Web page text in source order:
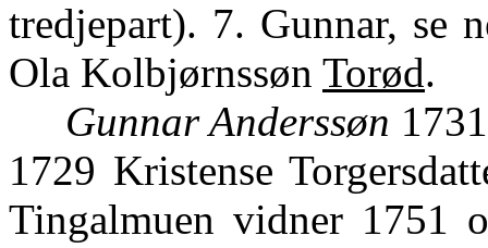
tredjepart). 7. Gunnar, se
Ola Kolbjørnssøn Torød.
Gunnar Anderssøn
1729 Kristense
Tingalmuen vidner 1751